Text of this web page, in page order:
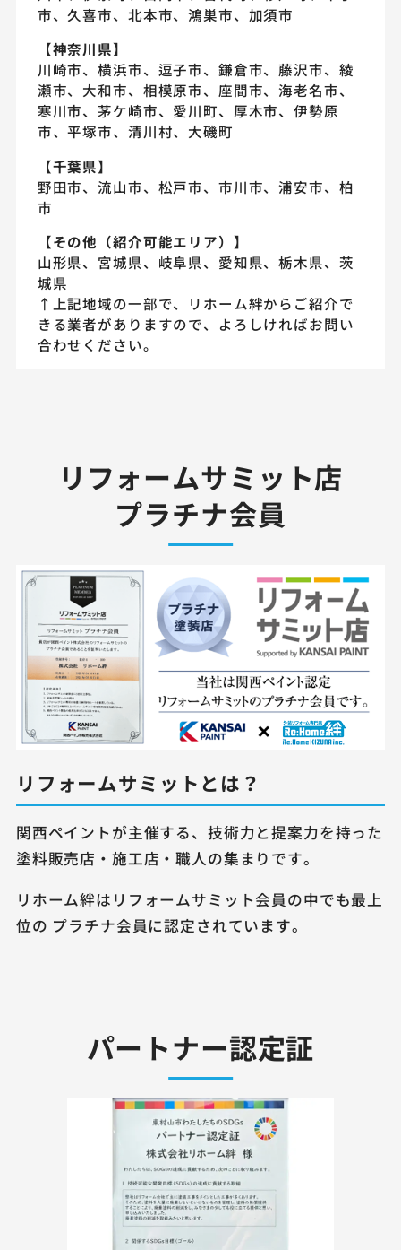
市、久喜市、北本市、鴻巣市、加須市
【神奈川県】
川崎市、横浜市、逗子市、鎌倉市、藤沢市、綾
瀬市、大和市、相模原市、座間市、海老名市、
寒川市、茅ケ崎市、愛川町、厚木市、伊勢原
市、平塚市、清川村、大磯町
【千葉県】
野田市、流山市、松戸市、市川市、浦安市、柏
市
【その他（紹介可能エリア）】
山形県、宮城県、岐阜県、愛知県、栃木県、茨
城県
↑上記地域の一部で、リホーム絆からご紹介で
きる業者がありますので、よろしければお問い
合わせください。
リフォームサミット店
プラチナ会員
リフォームサミットとは？
関西ペイントが主催する、技術力と提案力を持った
塗料販売店・施工店・職人の集まりです。
リホーム絆はリフォームサミット会員の中でも最上
位の プラチナ会員に認定されています。
パートナー認定証